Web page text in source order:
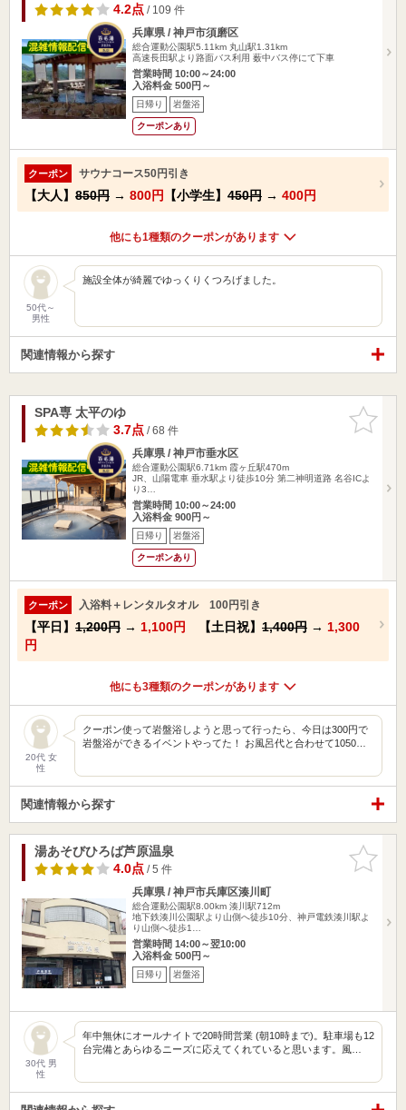
4.2点/ 109 件
兵庫県 / 神戸市須磨区
総合運動公園駅5.11km 丸山駅1.31km
高速長田駅より路面バス利用 薮中バス停にて下車
営業時間 10:00～24:00
入浴料金 500円～
日帰り 岩盤浴
クーポンあり
クーポン サウナコース50円引き
【大人】 850円 → 800円 【小学生】 450円 → 400円
他にも1種類のクーポンがあります
50代～
男性
施設全体が綺麗でゆっくりくつろげました。
関連情報から探す
お気に入
りに追加
SPA専 太平のゆ
3.7点/ 68 件
兵庫県 / 神戸市垂水区
総合運動公園駅6.71km 霞ヶ丘駅470m
JR、山陽電車 垂水駅より徒歩10分 第二神明道路 名谷ICよ
り3…
営業時間 10:00～24:00
入浴料金 900円～
日帰り 岩盤浴
クーポンあり
クーポン 入浴料＋レンタルタオル 100円引き
【平日】 1,200円 → 1,100円 【土日祝】 1,400円 → 1,300
円
他にも3種類のクーポンがあります
20代 女
性
クーポン使って岩盤浴しようと思って行ったら、今日は300円で
岩盤浴ができるイベントやってた！ お風呂代と合わせて1050…
関連情報から探す
お気に入
りに追加
湯あそびひろば芦原温泉
4.0点/ 5 件
兵庫県 / 神戸市兵庫区湊川町
総合運動公園駅8.00km 湊川駅712m
地下鉄湊川公園駅より山側へ徒歩10分、神戸電鉄湊川駅よ
り山側へ徒歩1…
営業時間 14:00～翌10:00
入浴料金 500円～
日帰り 岩盤浴
30代 男
性
年中無休にオールナイトで20時間営業 (朝10時まで)。駐車場も12
台完備とあらゆるニーズに応えてくれていると思います。風…